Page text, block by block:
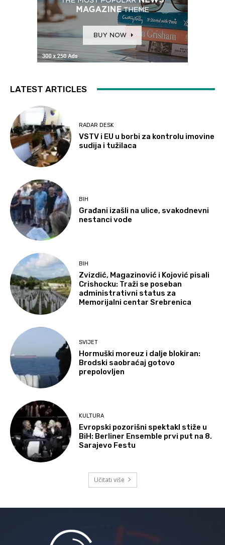
LATEST ARTICLES
RADAR DESK
VSTV i EU u borbi za kontrolu imovine
sudija i tužilaca
BIH
Građani izašli na ulice, svakodnevni
nestanci vode
BIH
Zvizdić, Magazinović i Kojović pisali
Crishocku: Traži se poseban
administrativni status za
Memorijalni centar Srebrenica
SVIJET
Hormuški moreuz i dalje blokiran:
Brodski saobraćaj gotovo
prepolovljen
KULTURA
Evropski pozorišni spektakl stiže u
BiH: Berliner Ensemble prvi put na 8.
Sarajevo Festu
Učitati više